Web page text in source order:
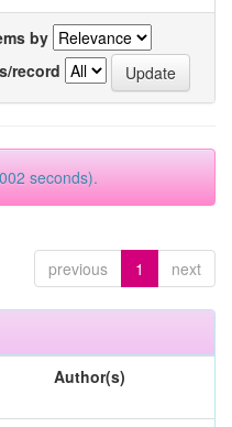
by
record
seconds).
previous 1 next
Author(s)